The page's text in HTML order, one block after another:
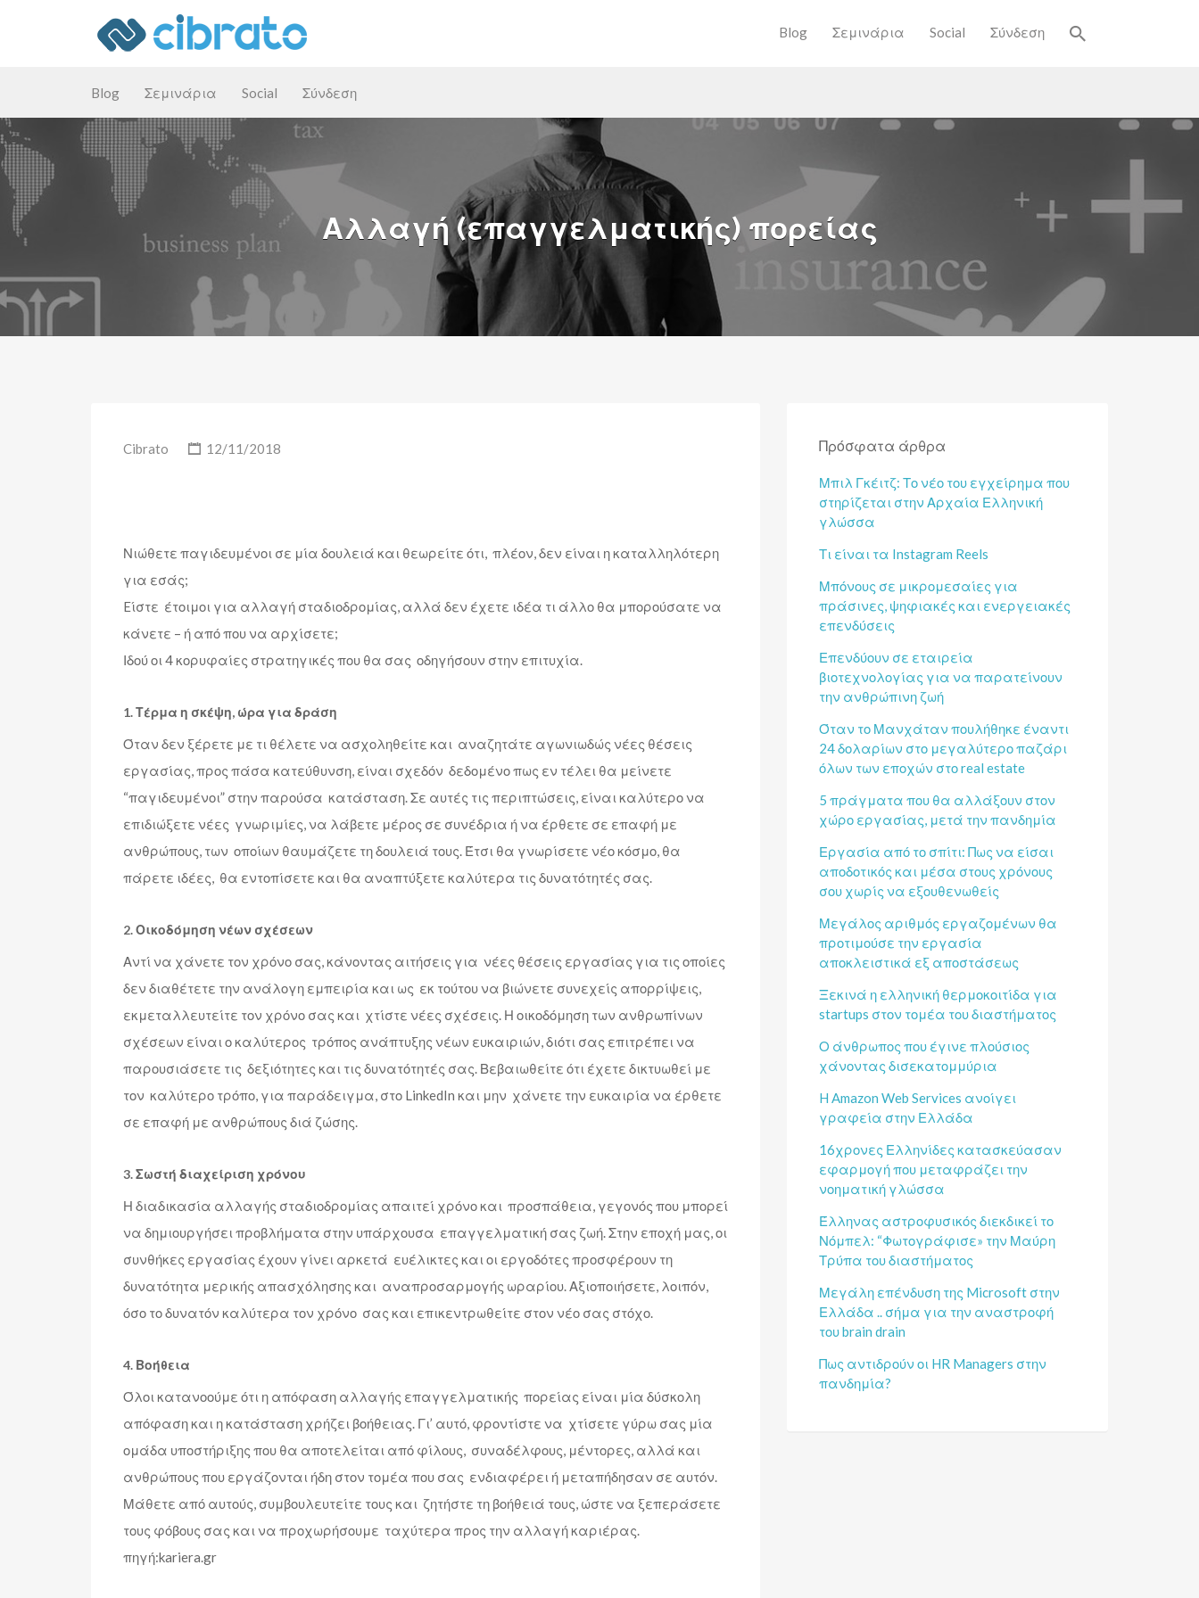
Blog Σεμινάρια Social Σύνδεση
Αναζήτηση
για:
Blog Σεμινάρια Social Σύνδεση
Αλλαγή (επαγγελματικής) πορείας
Cibrato 12/11/2018
Νιώθετε παγιδευμένοι σε μία δουλειά και θεωρείτε ότι, πλέον, δεν είναι η καταλληλότερη
για εσάς;
Eίστε έτοιμοι για αλλαγή σταδιοδρομίας, αλλά δεν έχετε ιδέα τι άλλο θα μπορούσατε να
κάνετε – ή από που να αρχίσετε;
Ιδού οι 4 κορυφαίες στρατηγικές που θα σας οδηγήσουν στην επιτυχία.
1. Τέρμα η σκέψη, ώρα για δράση
Όταν δεν ξέρετε με τι θέλετε να ασχοληθείτε και αναζητάτε αγωνιωδώς νέες θέσεις
εργασίας, προς πάσα κατεύθυνση, είναι σχεδόν δεδομένο πως εν τέλει θα μείνετε
“παγιδευμένοι” στην παρούσα κατάσταση. Σε αυτές τις περιπτώσεις, είναι καλύτερο να
επιδιώξετε νέες γνωριμίες, να λάβετε μέρος σε συνέδρια ή να έρθετε σε επαφή με
ανθρώπους, των οποίων θαυμάζετε τη δουλειά τους. Έτσι θα γνωρίσετε νέο κόσμο, θα
πάρετε ιδέες, θα εντοπίσετε και θα αναπτύξετε καλύτερα τις δυνατότητές σας.
2. Οικοδόμηση νέων σχέσεων
Αντί να χάνετε τον χρόνο σας, κάνοντας αιτήσεις για νέες θέσεις εργασίας για τις οποίες
δεν διαθέτετε την ανάλογη εμπειρία και ως εκ τούτου να βιώνετε συνεχείς απορρίψεις,
εκμεταλλευτείτε τον χρόνο σας και χτίστε νέες σχέσεις. Η οικοδόμηση των ανθρωπίνων
σχέσεων είναι ο καλύτερος τρόπος ανάπτυξης νέων ευκαιριών, διότι σας επιτρέπει να
παρουσιάσετε τις δεξιότητες και τις δυνατότητές σας. Βεβαιωθείτε ότι έχετε δικτυωθεί με
τον καλύτερο τρόπο, για παράδειγμα, στο LinkedIn και μην χάνετε την ευκαιρία να έρθετε
σε επαφή με ανθρώπους διά ζώσης.
3. Σωστή διαχείριση χρόνου
Η διαδικασία αλλαγής σταδιοδρομίας απαιτεί χρόνο και προσπάθεια, γεγονός που μπορεί
να δημιουργήσει προβλήματα στην υπάρχουσα επαγγελματική σας ζωή. Στην εποχή μας, οι
συνθήκες εργασίας έχουν γίνει αρκετά ευέλικτες και οι εργοδότες προσφέρουν τη
δυνατότητα μερικής απασχόλησης και αναπροσαρμογής ωραρίου. Αξιοποιήσετε, λοιπόν,
όσο το δυνατόν καλύτερα τον χρόνο σας και επικεντρωθείτε στον νέο σας στόχο.
4. Βοήθεια
Όλοι κατανοούμε ότι η απόφαση αλλαγής επαγγελματικής πορείας είναι μία δύσκολη
απόφαση και η κατάσταση χρήζει βοήθειας. Γι’ αυτό, φροντίστε να χτίσετε γύρω σας μία
ομάδα υποστήριξης που θα αποτελείται από φίλους, συναδέλφους, μέντορες, αλλά και
ανθρώπους που εργάζονται ήδη στον τομέα που σας ενδιαφέρει ή μεταπήδησαν σε αυτόν.
Μάθετε από αυτούς, συμβουλευτείτε τους και ζητήστε τη βοήθειά τους, ώστε να ξεπεράσετε
τους φόβους σας και να προχωρήσουμε ταχύτερα προς την αλλαγή καριέρας.
πηγή:kariera.gr
Πρόσφατα άρθρα
Μπιλ Γκέιτζ: Το νέο του εγχείρημα που
στηρίζεται στην Αρχαία Ελληνική
γλώσσα
Τι είναι τα Instagram Reels
Μπόνους σε μικρομεσαίες για
πράσινες, ψηφιακές και ενεργειακές
επενδύσεις
Επενδύουν σε εταιρεία
βιοτεχνολογίας για να παρατείνουν
την ανθρώπινη ζωή
Όταν το Μανχάταν πουλήθηκε έναντι
24 δολαρίων στο μεγαλύτερο παζάρι
όλων των εποχών στο real estate
5 πράγματα που θα αλλάξουν στον
χώρο εργασίας, μετά την πανδημία
Εργασία από το σπίτι: Πως να είσαι
αποδοτικός και μέσα στους χρόνους
σου χωρίς να εξουθενωθείς
Μεγάλος αριθμός εργαζομένων θα
προτιμούσε την εργασία
αποκλειστικά εξ αποστάσεως
Ξεκινά η ελληνική θερμοκοιτίδα για
startups στον τομέα του διαστήματος
Ο άνθρωπος που έγινε πλούσιος
χάνοντας δισεκατομμύρια
H Amazon Web Services ανοίγει
γραφεία στην Ελλάδα
16χρονες Ελληνίδες κατασκεύασαν
εφαρμογή που μεταφράζει την
νοηματική γλώσσα
Έλληνας αστροφυσικός διεκδικεί το
Νόμπελ: “Φωτογράφισε» την Μαύρη
Τρύπα του διαστήματος
Μεγάλη επένδυση της Microsoft στην
Ελλάδα .. σήμα για την αναστροφή
του brain drain
Πως αντιδρούν οι HR Managers στην
πανδημία?